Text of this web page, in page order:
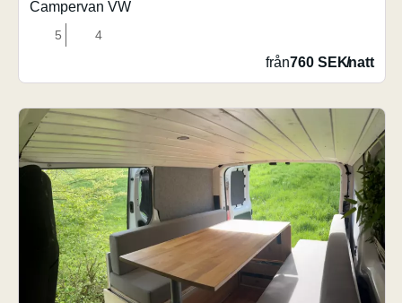
Campervan VW
5 4
från760 SEK/natt